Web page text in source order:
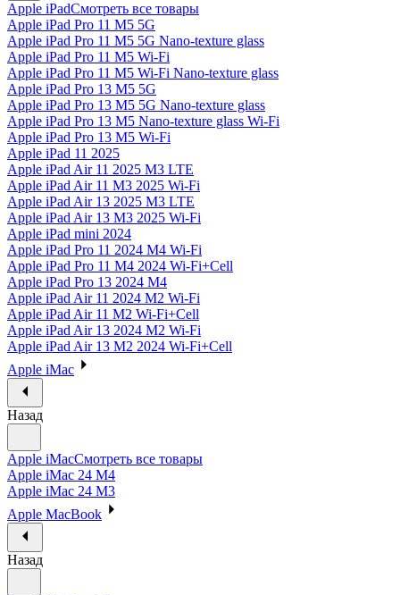
Apple iPadСмотреть все товары
Apple iPad Pro 11 M5 5G
Apple iPad Pro 11 M5 5G Nano-texture glass
Apple iPad Pro 11 M5 Wi-Fi
Apple iPad Pro 11 M5 Wi-Fi Nano-texture glass
Apple iPad Pro 13 M5 5G
Apple iPad Pro 13 M5 5G Nano-texture glass
Apple iPad Pro 13 M5 Nano-texture glass Wi-Fi
Apple iPad Pro 13 M5 Wi-Fi
Apple iPad 11 2025
Apple iPad Air 11 2025 M3 LTE
Apple iPad Air 11 M3 2025 Wi-Fi
Apple iPad Air 13 2025 M3 LTE
Apple iPad Air 13 M3 2025 Wi-Fi
Apple iPad mini 2024
Apple iPad Pro 11 2024 M4 Wi-Fi
Apple iPad Pro 11 M4 2024 Wi-Fi+Cell
Apple iPad Pro 13 2024 M4
Apple iPad Air 11 2024 M2 Wi-Fi
Apple iPad Air 11 M2 Wi-Fi+Cell
Apple iPad Air 13 2024 M2 Wi-Fi
Apple iPad Air 13 M2 2024 Wi-Fi+Cell
Apple iMac
Назад
Apple iMacСмотреть все товары
Apple iMac 24 M4
Apple iMac 24 M3
Apple MacBook
Назад